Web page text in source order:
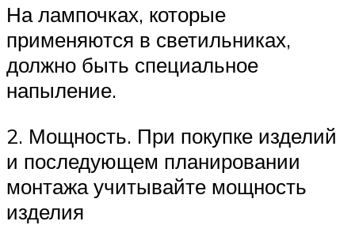
На лампочках, которые
применяются в светильниках,
должно быть специальное
напыление.
2. Мощность. При покупке изделий
и последующем планировании
монтажа учитывайте мощность
изделия